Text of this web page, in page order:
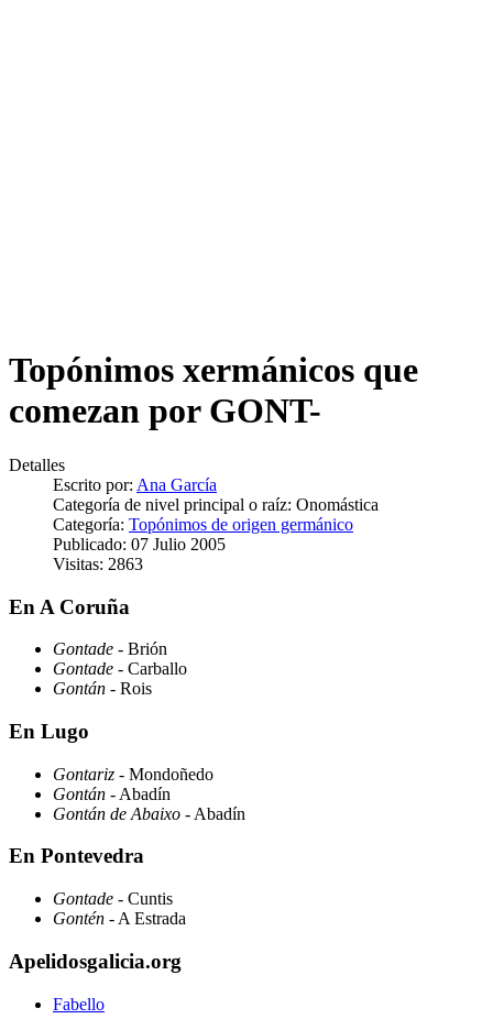
Topónimos xermánicos que
comezan por GONT-
Detalles
Escrito por: Ana García
Categoría de nivel principal o raíz: Onomástica
Categoría: Topónimos de origen germánico
Publicado: 07 Julio 2005
Visitas: 2863
En A Coruña
Gontade - Brión
Gontade - Carballo
Gontán - Rois
En Lugo
Gontariz - Mondoñedo
Gontán - Abadín
Gontán de Abaixo - Abadín
En Pontevedra
Gontade - Cuntis
Gontén - A Estrada
Apelidosgalicia.org
Fabello